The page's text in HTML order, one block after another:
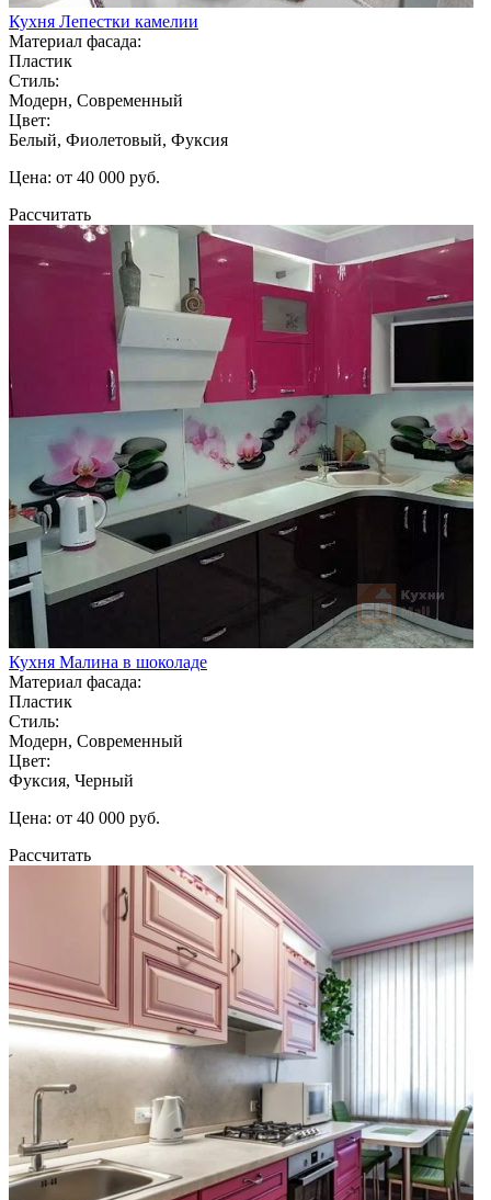
Кухня Лепестки камелии
Материал фасада:
Пластик
Стиль:
Модерн, Современный
Цвет:
Белый, Фиолетовый, Фуксия
Цена: от 40 000 руб.
Рассчитать
Кухня Малина в шоколаде
Материал фасада:
Пластик
Стиль:
Модерн, Современный
Цвет:
Фуксия, Черный
Цена: от 40 000 руб.
Рассчитать